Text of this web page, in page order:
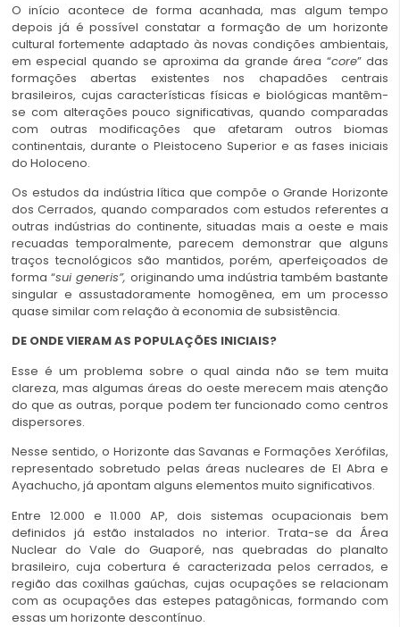
O início acontece de forma acanhada, mas algum tempo
depois já é possível constatar a formação de um horizonte
cultural fortemente adaptado às novas condições ambientais,
em especial quando se aproxima da grande área “core” das
formações abertas existentes nos chapadões centrais
brasileiros, cujas características físicas e biológicas mantêm-
se com alterações pouco significativas, quando comparadas
com outras modificações que afetaram outros biomas
continentais, durante o Pleistoceno Superior e as fases iniciais
do Holoceno.
Os estudos da indústria lítica que compõe o Grande Horizonte
dos Cerrados, quando comparados com estudos referentes a
outras indústrias do continente, situadas mais a oeste e mais
recuadas temporalmente, parecem demonstrar que alguns
traços tecnológicos são mantidos, porém, aperfeiçoados de
forma “sui generis”, originando uma indústria também bastante
singular e assustadoramente homogênea, em um processo
quase similar com relação à economia de subsistência.
DE ONDE VIERAM AS POPULAÇÕES INICIAIS?
Esse é um problema sobre o qual ainda não se tem muita
clareza, mas algumas áreas do oeste merecem mais atenção
do que as outras, porque podem ter funcionado como centros
dispersores.
Nesse sentido, o Horizonte das Savanas e Formações Xerófilas,
representado sobretudo pelas áreas nucleares de El Abra e
Ayachucho, já apontam alguns elementos muito significativos.
Entre 12.000 e 11.000 AP, dois sistemas ocupacionais bem
definidos já estão instalados no interior. Trata-se da Área
Nuclear do Vale do Guaporé, nas quebradas do planalto
brasileiro, cuja cobertura é caracterizada pelos cerrados, e
região das coxilhas gaúchas, cujas ocupações se relacionam
com as ocupações das estepes patagônicas, formando com
essas um horizonte descontínuo.